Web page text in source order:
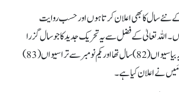
سال کا بھی اعلان کرتا ہوں اور حسب روایت
اللہ تعالیٰ کے فضل سے یہ تحریک جدید کا جو سال گزرا
ہے 31؍اکتوبر کو ختم ہوا۔ یہ بیاسیواں (82) سال تھا اور یکم نومبر سے تراسیواں (83)
نے اعلان کیا ہے۔